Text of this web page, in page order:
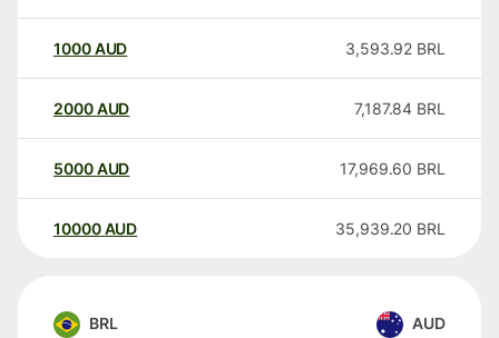
1000AUD 3,593.92 BRL
2000AUD 7,187.84 BRL
5000AUD 17,969.60 BRL
10000 AUD 35,939.20 BRL
BRL AUD